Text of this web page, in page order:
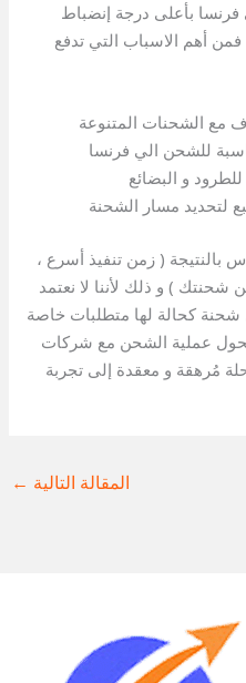
فرنسا بأعلى درجة إنضباط
أهم الاسباب التي تدفع
مع الشحنات المتنوعة
للشحن الي فرنسا
و البضائع
لتحديد مسار الشحنة
بالنتيجة ( زمن تنفيذ أسرع ،
شحنتك ) و ذلك لأننا لا نعتمد
شحنة كحالة لها متطلبات خاصة
عملية الشحن مع شركات
مُرهقة و معقدة إلى تجربة
المقالة التالية ←